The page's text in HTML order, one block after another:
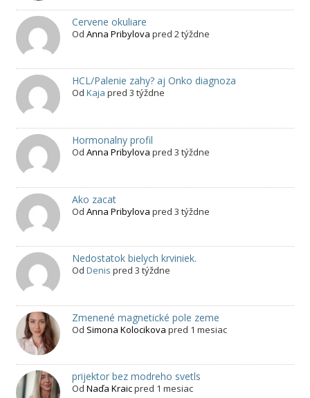
Cervene okuliare
Od Anna Pribylova pred 2 týždne
HCL/Palenie zahy? aj Onko diagnoza
Od Kaja pred 3 týždne
Hormonalny profil
Od Anna Pribylova pred 3 týždne
Ako zacat
Od Anna Pribylova pred 3 týždne
Nedostatok bielych krviniek.
Od Denis pred 3 týždne
Zmenené magnetické pole zeme
Od Simona Kolocikova pred 1 mesiac
prijektor bez modreho svetls
Od Naďa Kraicpred 1 mesiac